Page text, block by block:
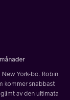
York-bo. Robin
kommer snabbast
av den ultimata